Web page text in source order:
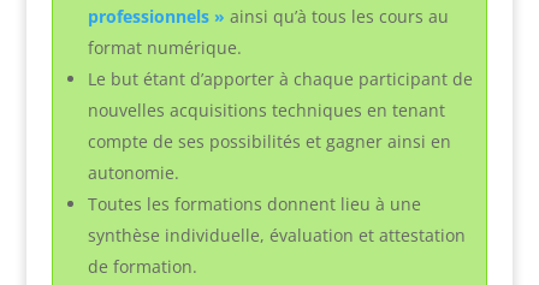
professionnels » ainsi qu’à tous les cours au
format numérique.
Le but étant d’apporter à chaque participant de
nouvelles acquisitions techniques en tenant
compte de ses possibilités et gagner ainsi en
autonomie.
Toutes les formations donnent lieu à une
synthèse individuelle, évaluation et attestation
de formation.